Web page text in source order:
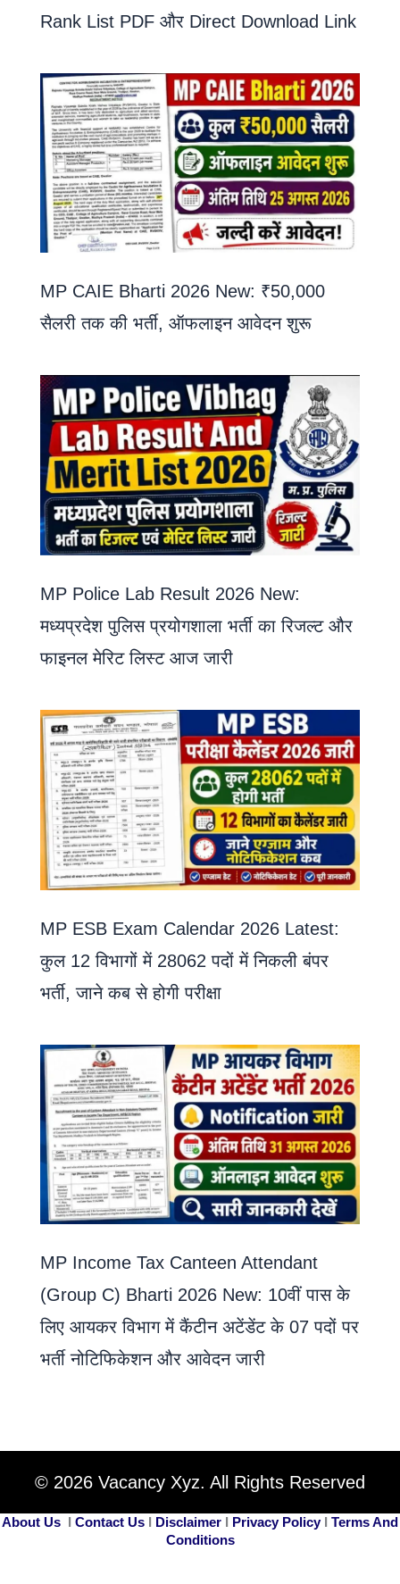
Rank List PDF और Direct Download Link
MP CAIE Bharti 2026 New: ₹50,000
सैलरी तक की भर्ती, ऑफलाइन आवेदन शुरू
MP Police Lab Result 2026 New:
मध्यप्रदेश पुलिस प्रयोगशाला भर्ती का रिजल्ट और
फाइनल मेरिट लिस्ट आज जारी
MP ESB Exam Calendar 2026 Latest:
कुल 12 विभागों में 28062 पदों में निकली बंपर
भर्ती, जाने कब से होगी परीक्षा
MP Income Tax Canteen Attendant
(Group C) Bharti 2026 New: 10वीं पास के
लिए आयकर विभाग में कैंटीन अटेंडेंट के 07 पदों पर
भर्ती नोटिफिकेशन और आवेदन जारी
© 2026 Vacancy Xyz. All Rights Reserved
About Us I Contact Us I Disclaimer I Privacy PolicyI Terms And
Conditions